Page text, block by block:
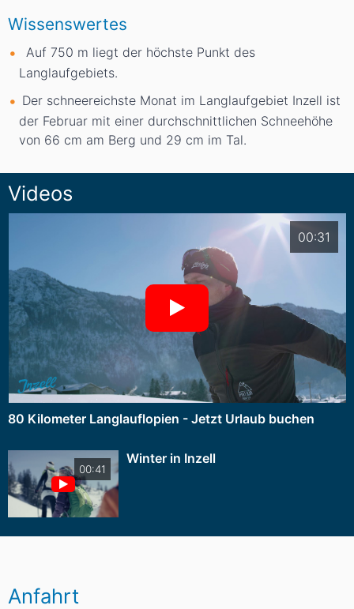
Wissenswertes
Auf 750 m liegt der höchste Punkt des
Langlaufgebiets.
Der schneereichste Monat im Langlaufgebiet Inzell ist
der Februar mit einer durchschnittlichen Schneehöhe
von 66 cm am Berg und 29 cm im Tal.
Videos
00:31
80 Kilometer Langlauflopien - Jetzt Urlaub buchen
00:41
Winter in Inzell
Anfahrt